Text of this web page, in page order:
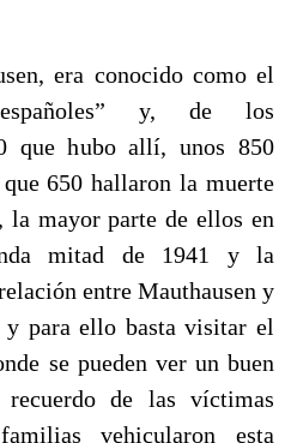
era conocido como el
y, de los
que hubo allí, unos 850
650 hallaron la muerte
la mayor parte de ellos en
mitad de 1941 y la
entre Mauthausen y
para ello basta visitar el
se pueden ver un buen
de las víctimas
vehicularon esta